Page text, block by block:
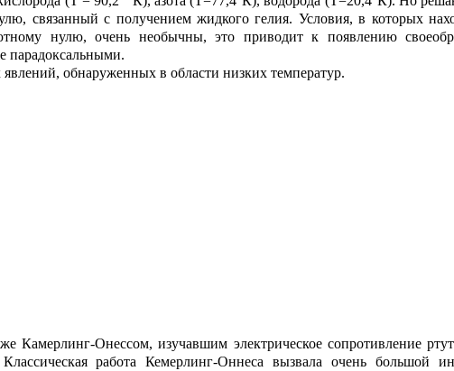
связанный с получением жидкого гелия. Условия, в которых
нулю, очень необычны, это приводит к появлению
парадоксальными.
обнаруженных в области низких температур.
Камерлинг-Онессом, изучавшим электрическое сопротивление
работа Кемерлинг-Оннеса вызвала очень большой